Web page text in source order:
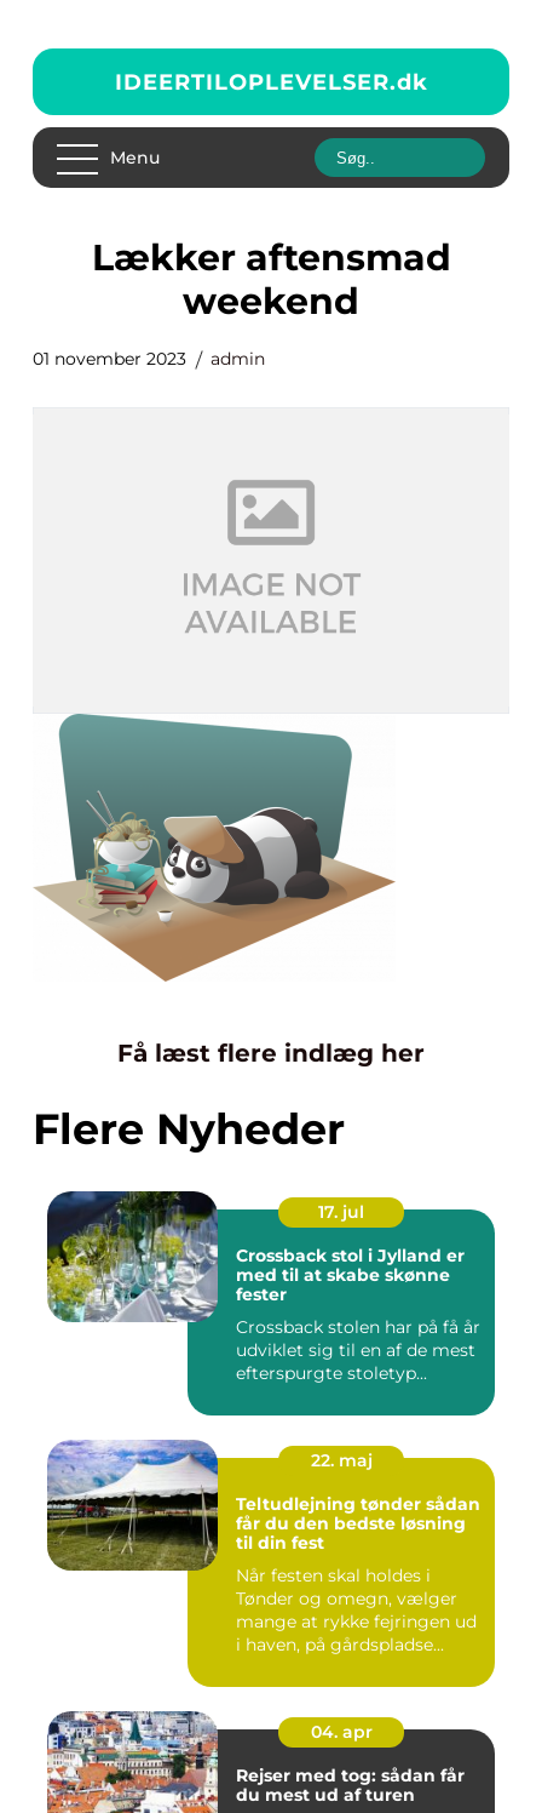
IDEERTILOPLEVELSER.dk
Menu
lækker aftensmad
weekend
01 november 2023 admin
Få læst flere indlæg her
Flere Nyheder
17. jul
Crossback stol i Jylland er
med til at skabe skønne
fester
Crossback stolen har på få år
udviklet sig til en af de mest
efterspurgte stoletyp...
22. maj
Teltudlejning tønder sådan
får du den bedste løsning
til din fest
Når festen skal holdes i
Tønder og omegn, vælger
mange at rykke fejringen ud
i haven, på gårdspladse...
04. apr
Rejser med tog: sådan får
du mest ud af turen